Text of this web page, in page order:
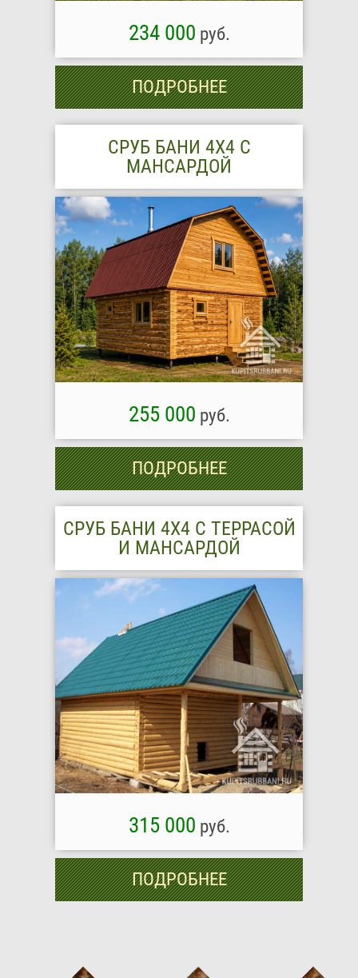
234 000 руб.
ПОДРОБНЕЕ
СРУБ БАНИ 4Х4 С
МАНСАРДОЙ
255 000 руб.
ПОДРОБНЕЕ
СРУБ БАНИ 4Х4 С ТЕРРАСОЙ
И МАНСАРДОЙ
315 000 руб.
ПОДРОБНЕЕ